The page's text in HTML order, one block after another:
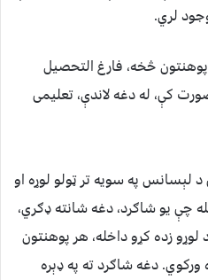
لري.
څخه، فارغ التحصیل
کې، له دغه لاندې، تعلیمی
لېسانس په سویه تر ټولو لوړه او
چې یو شاګرد، دغه شانته ډګري،
لوړو زده کړو داخله، هر پوهنتون
دغه شاګرد ته په ډېره